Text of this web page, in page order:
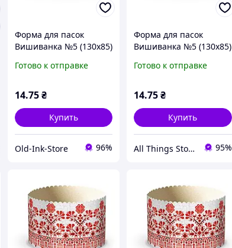
Форма для пасок
Вишиванка №5 (130х85)
Готово к отправке
14.75₴
Купить
Old-Ink-Store 96%
Форма для пасок
Вишиванка №5 (130х85)
Готово к отправке
14.75₴
Купить
All Things Store 95%